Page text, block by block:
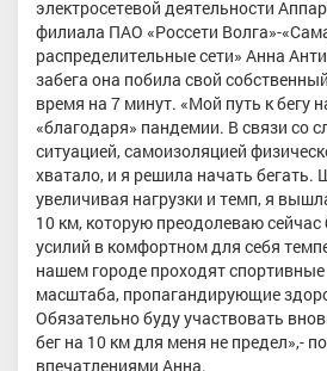
электросетевой деятельности
филиала ПАО «Россети Волга»-
распределительные сети» Анна
забега она побила свой
время на 7 минут. «Мой путь к бегу
«благодаря» пандемии. В связи со
ситуацией, самоизоляцией
хватало, и я решила начать бегать.
увеличивая нагрузки и темп, я
10 км, которую преодолеваю сейчас
усилий в комфортном для себя
нашем городе проходят
масштаба, пропагандирующие
Обязательно буду участвовать
бег на 10 км для меня не предел»,-
впечатлениями Анна.